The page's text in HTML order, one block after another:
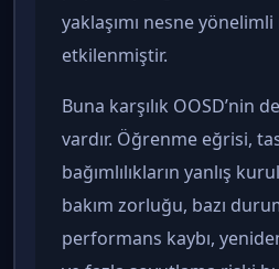
yaklaşımı nesne
etkilenmiştir.
Buna karşılık OOSD’nin
vardır. Öğrenme eğrisi,
bağımlılıkların yanlış
bakım zorluğu, bazı
performans kaybı,